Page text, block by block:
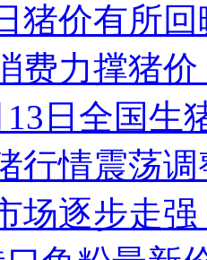
猪价有所
费力撑猪
13日全国生
行情震荡
场逐步走